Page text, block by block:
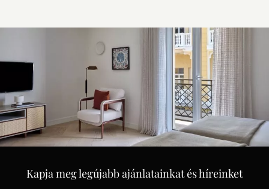
Kapja meg legújabb ajánlatainkat és híreinket